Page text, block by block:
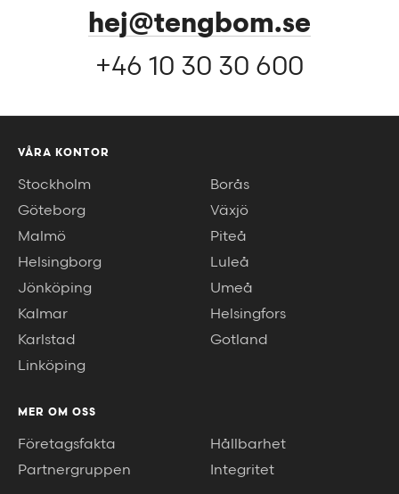
hej@tengbom.se
+46 10 30 30 600
VÅRA KONTOR
Stockholm
Göteborg
Malmö
Helsingborg
Jönköping
Kalmar
Karlstad
Linköping
Borås
Växjö
Piteå
Luleå
Umeå
Helsingfors
Gotland
MER OM OSS
Företagsfakta
Partnergruppen
Hållbarhet
Integritet